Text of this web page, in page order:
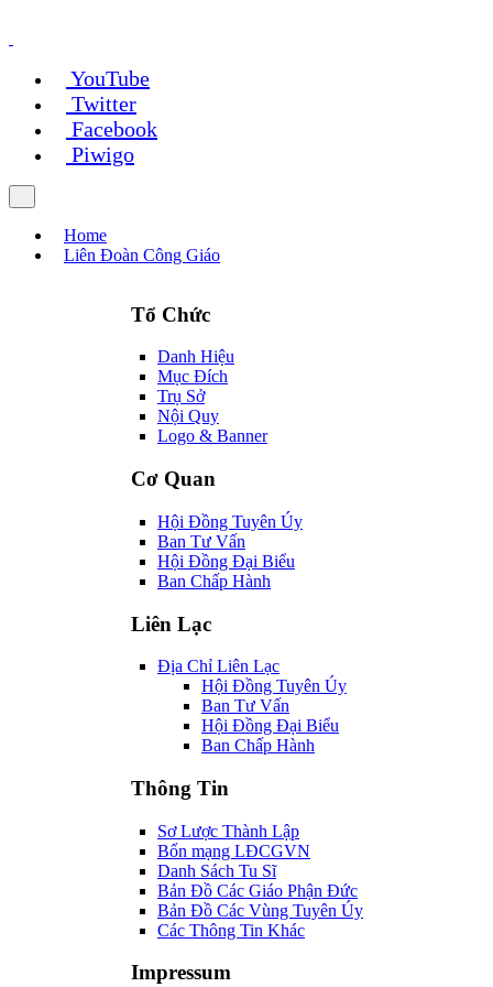
YouTube
Twitter
Facebook
Piwigo
Home
Danh Hiệu
Mục Đích
Trụ Sở
Nội Quy
Hội Đồng Tuyên Úy
Ban Tư Vấn
Hội Đồng Đại Biểu
Liên Lạc
Địa Chỉ Liên Lạc
Hội Đồng Tuyên Úy
Ban Tư Vấn
Hội Đồng Đại Biểu
Sơ Lược Thành Lập
Bổn mạng LĐCGVN
Danh Sách Tu Sĩ
Bản Đồ Các Giáo Phận Đức
Bản Đồ Các Vùng Tuyên Úy